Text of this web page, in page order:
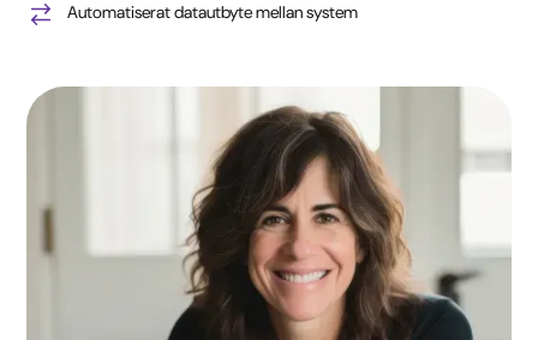
Automatiserat datautbyte mellan system